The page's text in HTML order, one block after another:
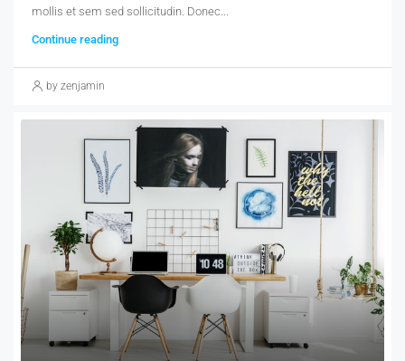
mollis et sem sed sollicitudin. Donec...
Continue reading
by zenjamin